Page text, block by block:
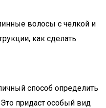
волосы с челкой и
как сделать
способ определить
придаст особый вид